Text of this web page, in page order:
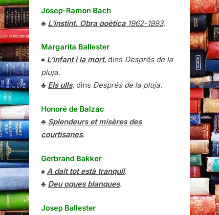
Josep-Ramon Bach
♣ L’instint. Obra poètica1962-1993.
Margarita Ballester
♠ L’infant i la mort, dins Després de la
pluja.
♣ Els ulls, dins Després de la pluja.
Honoré de Balzac
♣ Splendeurs et misères des
courtisanes.
Gerbrand Bakker
♠ A dalt tot està tranquil.
♣ Deu oques blanques.
Josep Ballester